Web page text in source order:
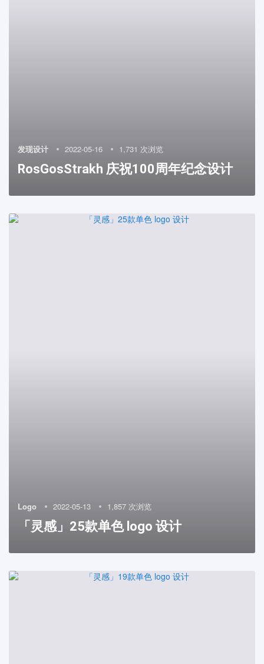
发现设计 2022-05-16 1,731 次浏览
RosGosStrakh 庆祝100周年纪念设计
Logo 2022-05-13 1,857 次浏览
「灵感」25款单色 logo 设计